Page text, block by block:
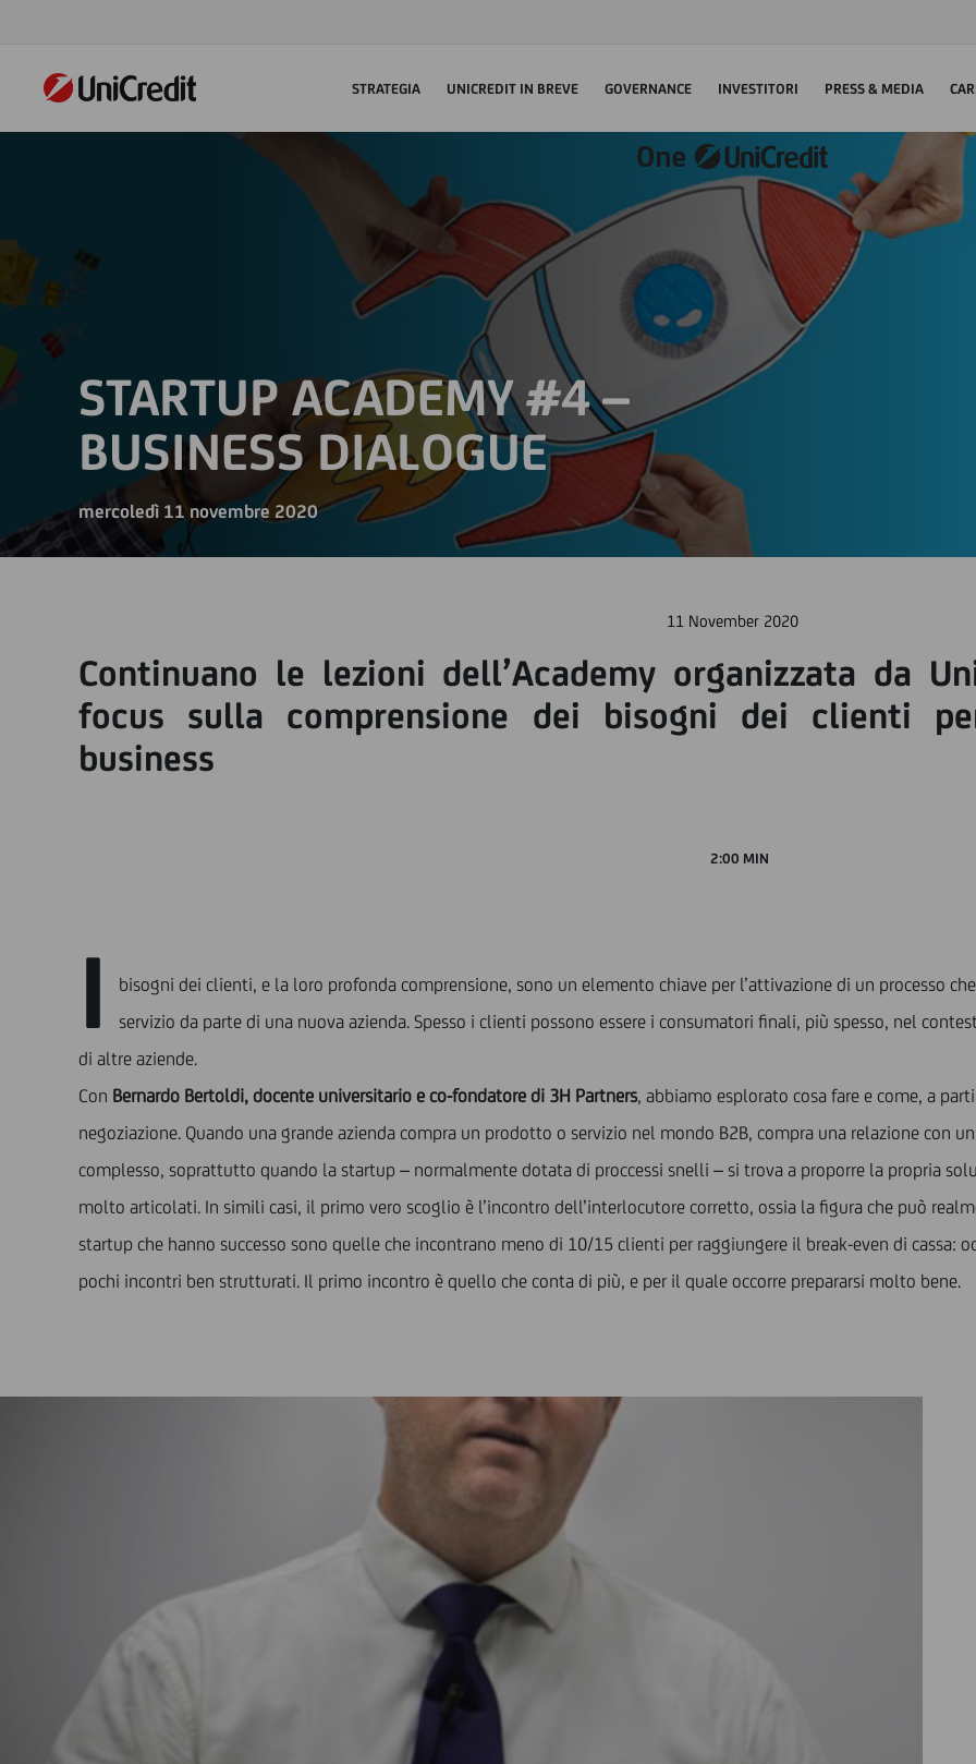
STRATEGIA UNICREDIT IN BREVE GOVERNANCE INVESTITORI PRESS & MEDIA
STARTUP ACADEMY #4 –
BUSINESS DIALOGUE
mercoledì 11 novembre 2020
11 November 2020
Continuano le lezioni dell’Academy organizzata da
focus sulla comprensione dei bisogni dei clienti
business
2:00 MIN
I
bisogni dei clienti, e la loro profonda comprensione, sono un elemento chiave per l’attivazione di un processo
servizio da parte di una nuova azienda. Spesso i clienti possono essere i consumatori finali, più spesso, nel
di altre aziende.
Con Bernardo Bertoldi, docente universitario e co-fondatore di 3H Partners, abbiamo esplorato cosa fare e come, a
negoziazione. Quando una grande azienda compra un prodotto o servizio nel mondo B2B, compra una relazione con
complesso, soprattutto quando la startup – normalmente dotata di proccessi snelli – si trova a proporre la propria
molto articolati. In simili casi, il primo vero scoglio è l’incontro dell’interlocutore corretto, ossia la figura che può
startup che hanno successo sono quelle che incontrano meno di 10/15 clienti per raggiungere il break-even di cassa:
pochi incontri ben strutturati. Il primo incontro è quello che conta di più, e per il quale occorre prepararsi molto bene.